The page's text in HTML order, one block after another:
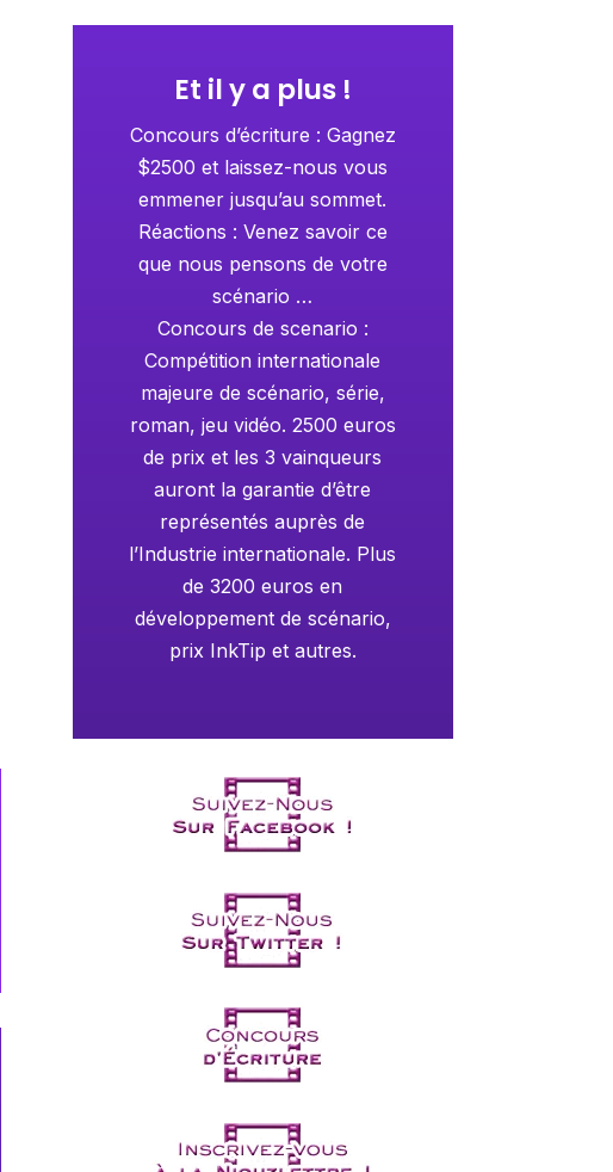
Et il y a plus !
Concours d’écriture : Gagnez
$2500 et laissez-nous vous
emmener jusqu’au sommet.
Réactions : Venez savoir ce
que nous pensons de votre
scénario …
Concours de scenario :
Compétition internationale
majeure de scénario, série,
roman, jeu vidéo. 2500 euros
de prix et les 3 vainqueurs
auront la garantie d’être
représentés auprès de
l’Industrie internationale. Plus
de 3200 euros en
développement de scénario,
prix InkTip et autres.